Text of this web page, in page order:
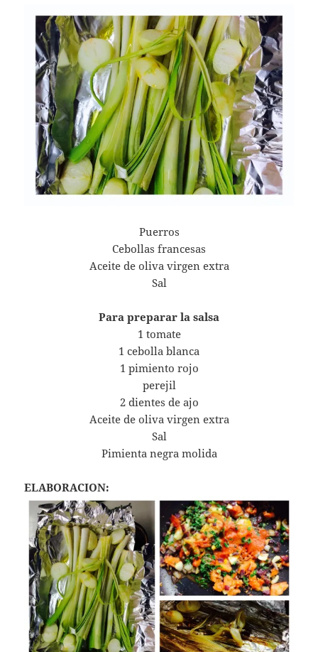
Puerros
Cebollas francesas
Aceite de oliva virgen extra
Sal
Para preparar la salsa
1 tomate
1 cebolla blanca
1 pimiento rojo
perejil
2 dientes de ajo
Aceite de oliva virgen extra
Sal
Pimienta negra molida
ELABORACION: